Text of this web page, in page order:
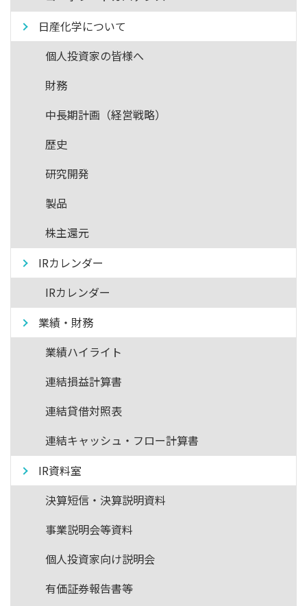
日産化学について
個人投資家の皆様へ
財務
中長期計画（経営戦略）
歴史
研究開発
製品
株主還元
IRカレンダー
IRカレンダー
業績・財務
業績ハイライト
連結損益計算書
連結貸借対照表
連結キャッシュ・フロー計算書
IR資料室
決算短信・決算説明資料
事業説明会等資料
個人投資家向け説明会
有価証券報告書等